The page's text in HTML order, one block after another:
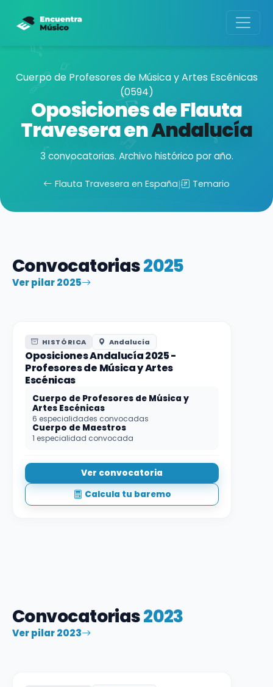
Cuerpo de Profesores de Música y Artes Escénicas
(0594)
Oposiciones de Flauta
Travesera enAndalucía
3 convocatorias. Archivo histórico por año.
Flauta Travesera en España| Temario
Convocatorias2025
Ver pilar 2025
HISTÓRICA Andalucía
Oposiciones Andalucía 2025 -
Profesores de Música y Artes
Escénicas
Cuerpo de Profesores de Música y
Artes Escénicas
6 especialidades convocadas
Cuerpo de Maestros
1 especialidad convocada
Ver convocatoria
Calcula tu baremo
Convocatorias2023
Ver pilar 2023